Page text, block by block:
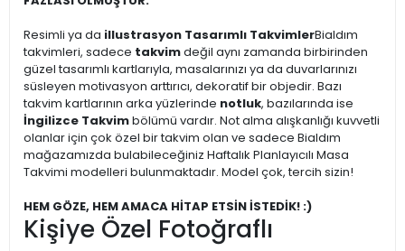
Resimli ya da illustrasyon Tasarımlı TakvimlerBialdım
takvimleri, sadece takvimdeğil aynı zamanda birbirinden
güzel tasarımlı kartlarıyla, masalarınızı ya da duvarlarınızı
süsleyen motivasyon arttırıcı, dekoratif bir objedir. Bazı
takvim kartlarının arka yüzlerinde notluk, bazılarında ise
İngilizce Takvimbölümü vardır. Not alma alışkanlığı kuvvetli
olanlar için çok özel bir takvim olan ve sadece Bialdım
mağazamızda bulabileceğiniz Haftalık Planlayıcılı Masa
Takvimi modelleri bulunmaktadır. Model çok, tercih sizin!
HEM GÖZE, HEM AMACA HİTAP ETSİN İSTEDİK! :)
Kişiye Özel Fotoğraflı